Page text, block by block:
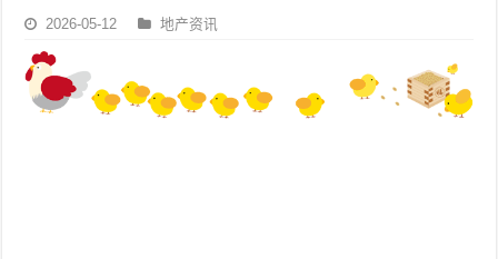
2026-05-12 地产资讯